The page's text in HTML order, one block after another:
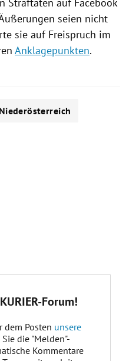
seien nicht
sie auf Freispruch im
Anklagepunkten.